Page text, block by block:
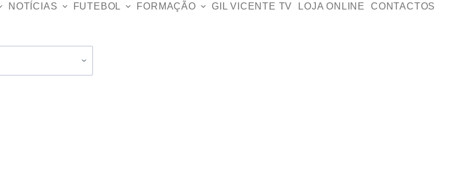
NOTÍCIAS FUTEBOL FORMAÇÃO GIL VICENTE TV LOJA ONLINE CONTACTOS